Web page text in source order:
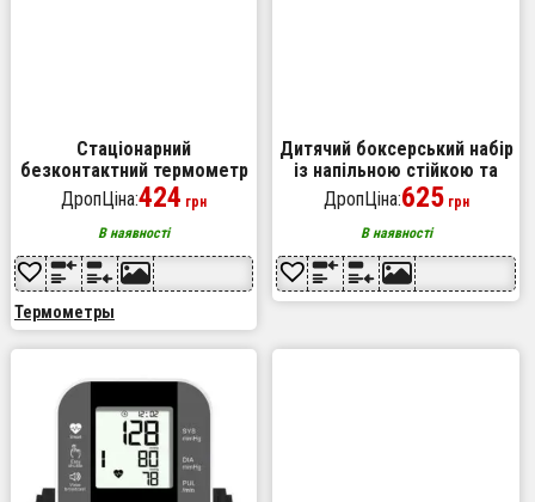
Стаціонарний
безконтактний термометр
Hi8us HG 02 з голосовими
повідомленнями,
Термометр електронний
ДропЦіна:424 грн
В наявності
Термометры
Дитячий боксерський набір
із напільною стійкою та
рукавичками 130см висота
ДропЦіна:625грн
В наявності